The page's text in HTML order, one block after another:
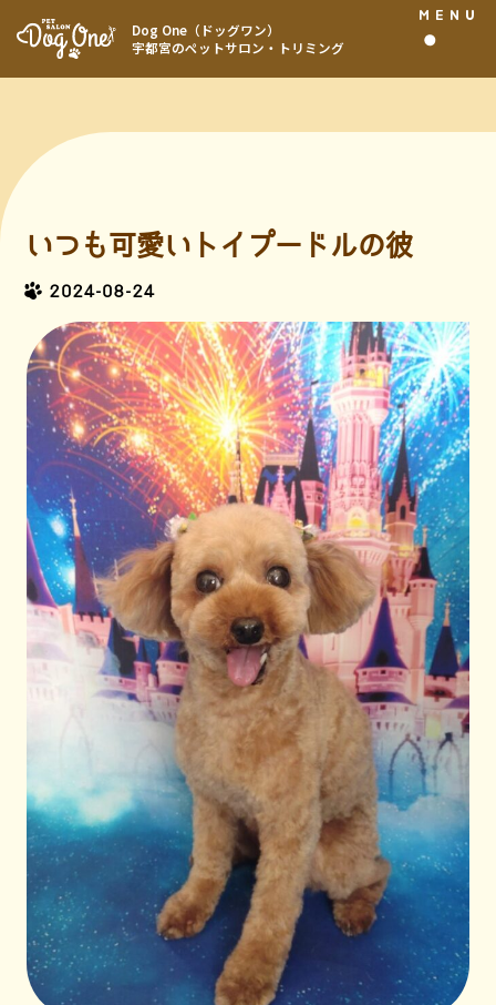
Dog One（ドッグワン）
宇都宮のペットサロン・トリミング
MENU
いつも可愛いトイプードルの彼
2024-08-24